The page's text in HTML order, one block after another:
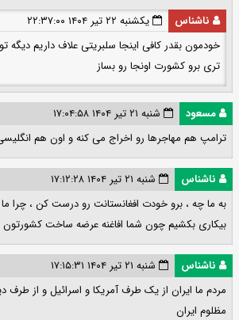
ناشناس
یکشنبه ۲۲ تیر ۱۴۰۴ ۲۲:۳۷:۰۰
خودمون بقدر کافی اینجا سلبریتی علاف داریم دیگه
تری برو کشورت اونجا رو بساز
مسعود
شنبه ۲۱ تیر ۱۴۰۴ ۱۷:۰۴:۵۸
ترامپ هم مهاجرها رو اخراج می کنه و اون هم
ناشناس
شنبه ۲۱ تیر ۱۴۰۴ ۱۷:۱۲:۲۸
به ما چه ، برو خودت افغانستانت رو درست کن ، چرا
بیکاری بکشیم چون شما افاغنه عرضه ساخت کشورتون
ناشناس
شنبه ۲۱ تیر ۱۴۰۴ ۱۷:۱۵:۳۱
مردم ما ایران از یک طرف آمریکا و اسرائیل و از طرف
مظلوم ایران